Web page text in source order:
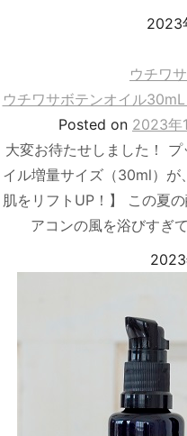
2023
ウチワ
ウチワサボテンオイル
Posted on 2023年
大変お待たせしました！
イル増量サイズ（30ml）が
肌をリフトUP！】 この夏
アコンの風を浴びすぎ